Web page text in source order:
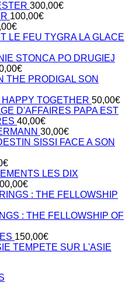
300,00€
100,00€
€
TYGRA LA GLACE
PO DRUGIEJ
€
THE PRODIGAL SON
HAPPY TOGETHER 50,00€
PAPA EST
40,00€
30,00€
SISSI FACE A SON
€
LES DIX
€
: THE FELLOWSHIP OF
150,00€
TEMPETE SUR L'ASIE